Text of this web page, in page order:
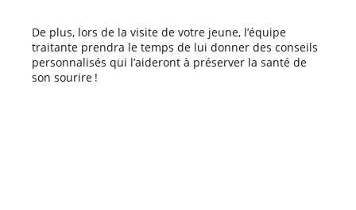
De plus, lors de la visite de votre jeune, l’équipe
traitante prendra le temps de lui donner des conseils
personnalisés qui l’aideront à préserver la santé de
son sourire !